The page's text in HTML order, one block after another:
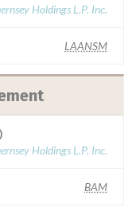
Holdings L.P. Inc.
LAANSM
Holdings L.P. Inc.
BAM